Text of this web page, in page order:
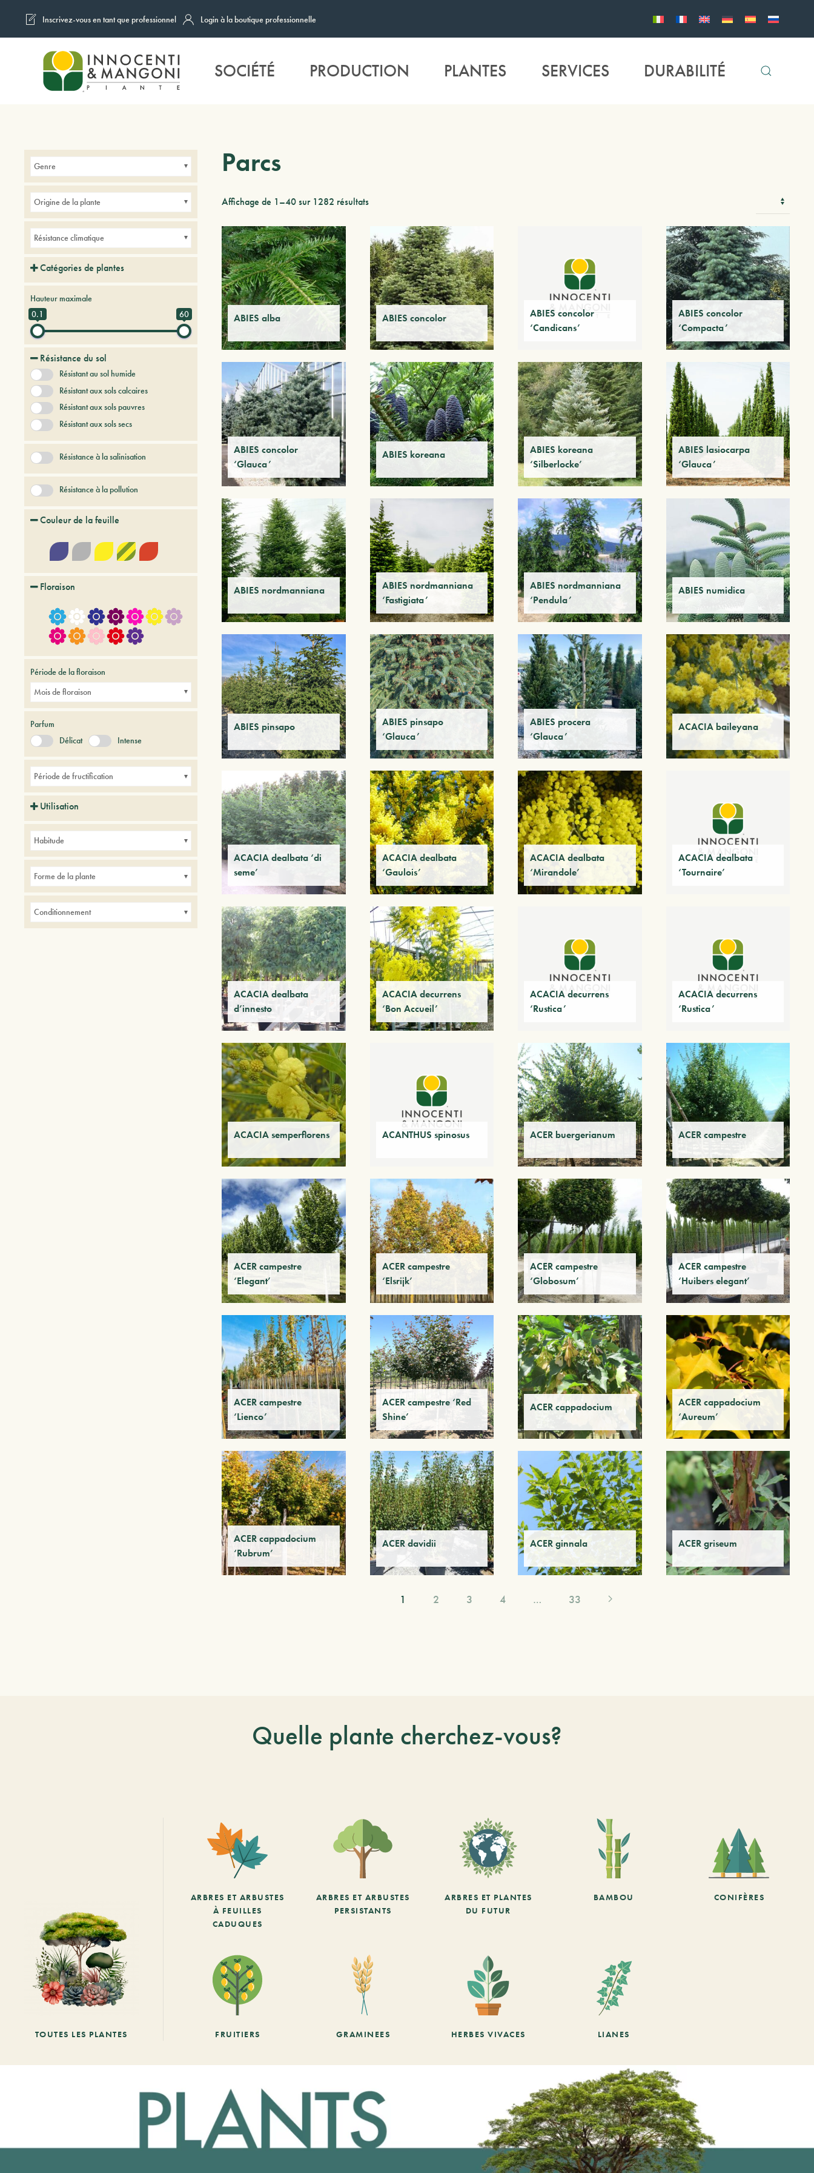
Skip to main content
Inscrivez-vous en tant que professionnel Login à la boutique professionnelle
SOCIÉTÉ PRODUCTION PLANTES SERVICES DURABILITÉ
Parcs
Affichage de 1–40 sur 1282 résultats
ABIES alba ABIES concolor
ABIES concolor
‘Candicans’
ABIES concolor
‘Compacta’
ABIES concolor
‘Glauca’
ABIES koreana
ABIES koreana
‘Silberlocke’
ABIES lasiocarpa
‘Glauca’
ABIES nordmanniana
ABIES nordmanniana
‘Fastigiata’
ABIES nordmanniana
‘Pendula’
ABIES numidica
ABIES pinsapo
ABIES pinsapo
‘Glauca’
ABIES procera
‘Glauca’
ACACIA baileyana
ACACIA dealbata ‘di
seme’
ACACIA dealbata
‘Gaulois’
ACACIA dealbata
‘Mirandole’
ACACIA dealbata
‘Tournaire’
ACACIA dealbata
d’innesto
ACACIA decurrens
‘Bon Accueil’
ACACIA decurrens
‘Rustica’
ACACIA decurrens
‘Rustica’
ACACIA semperflorens ACANTHUS spinosus ACER buergerianum ACER campestre
ACER campestre
‘Elegant’
ACER campestre
‘Elsrijk’
ACER campestre
‘Globosum’
ACER campestre
‘Huibers elegant’
ACER campestre
‘Lienco’
ACER campestre ‘Red
Shine’
ACER cappadocium
ACER cappadocium
‘Aureum’
ACER cappadocium
‘Rubrum’
ACER davidii ACER ginnala ACER griseum
1 2 3 4 … 33
Genre
Origine de la plante
Résistance climatique
Catégories de plantes
Arbres et arbustes persistants
Arbres et Plantes du futur
Bambou
Conifères
Fougeres
Graminees
+ Afficher plus
Hauteur maximale
0.1
60
Résistance du sol
Résistant au sol humide
Résistant aux sols calcaires
Résistant aux sols pauvres
Résistant aux sols secs
Résistance à la salinisation
Résistance à la pollution
Couleur de la feuille
Floraison
Période de la floraison
Mois de floraison
Parfum
Délicat
Intense
Période de fructification
Utilisation
intérieur
Parcs Petits jardins
Habitude
Forme de la plante
Conditionnement
Quelle plante cherchez-vous?
TOUTES LES PLANTES
ARBRES ET ARBUSTES
À FEUILLES
CADUQUES
ARBRES ET ARBUSTES
PERSISTANTS
ARBRES ET PLANTES
DU FUTUR
BAMBOU CONIFÈRES
FRUITIERS GRAMINEES HERBES VIVACES LIANES